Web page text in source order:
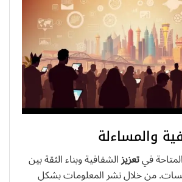
والمساءلة
فيتعزيزالشفافية وبناء الثقة بين
من خلال نشر المعلومات بشكل